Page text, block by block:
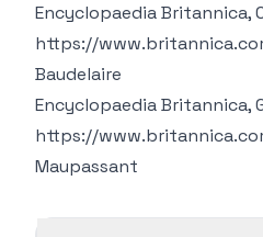
Encyclopaedia Britannica,
https://
Baudelaire
Encyclopaedia Britannica,
https://
Maupassant